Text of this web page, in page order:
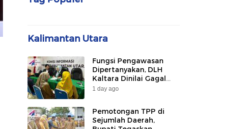
Kalimantan Utara
Fungsi Pengawasan
Dipertanyakan, DLH
Kaltara Dinilai Gagal
Awasi PLTU Captive dan
1 day ago
Pemotongan TPP di
Sejumlah Daerah,